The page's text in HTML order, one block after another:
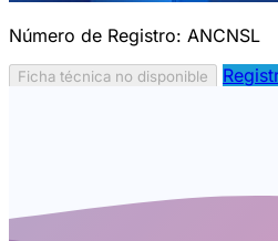
Número de Registro: ANCNSL
Ficha técnica no disponible